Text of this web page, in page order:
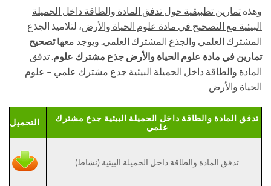
وهذه تمارين تطبيقية حول تدفق المادة والطاقة داخل الحميلة
البيئية مع التصحيح في مادة علوم الحياة والأرض، لتلاميذ الجذع
المشترك العلمي والجذع المشترك العلمي. ويوجد معهاتصحيح
تمارين في مادة علوم الحياة والأرض جذع مشترك علوم. تدفق
المادة والطاقة داخل الحميلة البيئية جدع مشترك علمي – علوم
الحياة والأرض
تدفق المادة والطاقة داخل الحميلة البيئية جدع مشترك
علمي
التحميل
تدفق المادة والطاقة داخل الحميلة البيئية (نشاط)